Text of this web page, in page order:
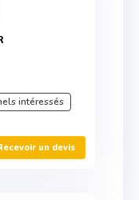
intéressés
un devis